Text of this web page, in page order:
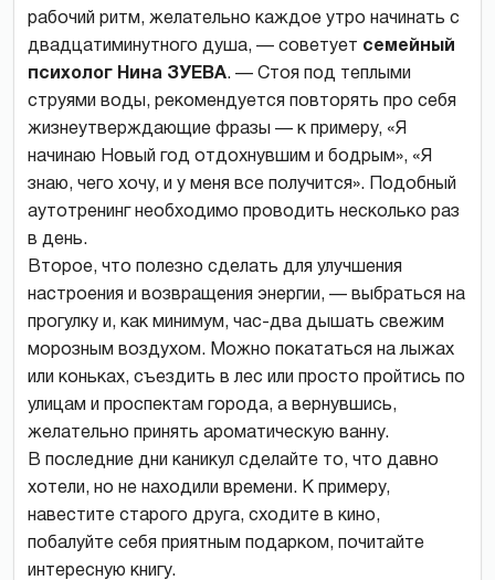
рабочий ритм, желательно каждое утро начинать с
двадцатиминутного душа, — советует семейный
психолог Нина ЗУЕВА. — Стоя под теплыми
струями воды, рекомендуется повторять про себя
жизнеутверждающие фразы — к примеру, «Я
начинаю Новый год отдохнувшим и бодрым», «Я
знаю, чего хочу, и у меня все получится». Подобный
аутотренинг необходимо проводить несколько раз
в день.
Второе, что полезно сделать для улучшения
настроения и возвращения энергии, — выбраться на
прогулку и, как минимум, час-два дышать свежим
морозным воздухом. Можно покататься на лыжах
или коньках, съездить в лес или просто пройтись по
улицам и проспектам города, а вернувшись,
желательно принять ароматическую ванну.
В последние дни каникул сделайте то, что давно
хотели, но не находили времени. К примеру,
навестите старого друга, сходите в кино,
побалуйте себя приятным подарком, почитайте
интересную книгу.